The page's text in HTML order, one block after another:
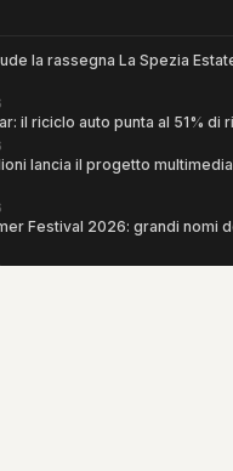
la rassegna La Spezia
il riciclo auto punta al 51% di
lancia il progetto
Festival 2026: grandi nomi